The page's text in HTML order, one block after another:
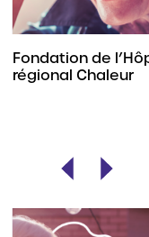
Fondation de
régional Chaleur